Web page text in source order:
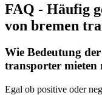
FAQ - Häufig
von bremen
Wie Bedeutung
transporter mieten
Egal ob positive oder